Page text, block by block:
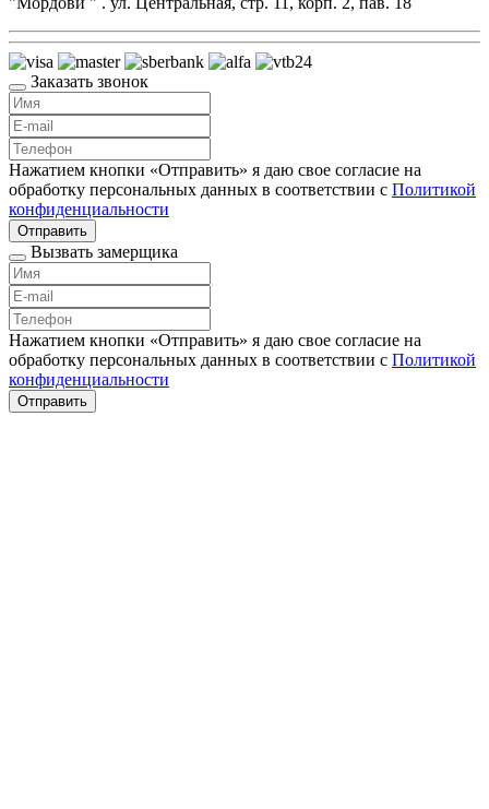
Заказать звонок
Нажатием кнопки «Отправить» я даю свое согласие на
обработку персональных данных в соответствии с Политикой
конфиденциальности
Отправить
Вызвать замерщика
Нажатием кнопки «Отправить» я даю свое согласие на
обработку персональных данных в соответствии с Политикой
конфиденциальности
Отправить